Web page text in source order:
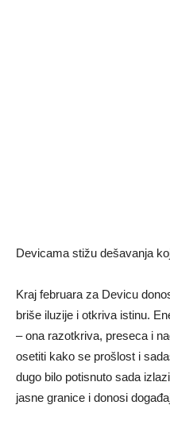
Devicama stižu dešavanja
Kraj februara za Devicu
briše iluzije i otkriva istinu.
– ona razotkriva, preseca i
osetiti kako se prošlost i
dugo bilo potisnuto sada
jasne granice i donosi